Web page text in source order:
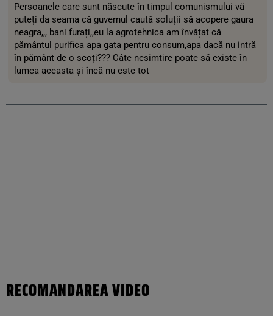
Persoanele care sunt născute în timpul comunismului vă
puteți da seama că guvernul caută soluții să acopere gaura
neagra,,, bani furați,,eu la agrotehnica am învățat că
pământul purifica apa gata pentru consum,apa dacă nu intră
în pământ de o scoți??? Câte nesimtire poate să existe în
lumea aceasta și încă nu este tot
RECOMANDAREA VIDEO